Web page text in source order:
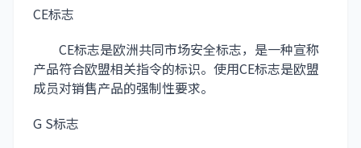
CE标志
CE标志是欧洲共同市场安全标志，是一种宣称
产品符合欧盟相关指令的标识。使用CE标志是欧盟
成员对销售产品的强制性要求。
G S标志